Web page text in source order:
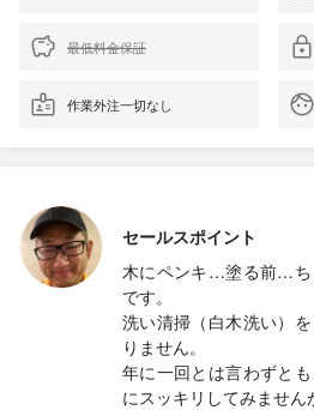
最低料金保証
作業外注一切なし
セールスポイント
木にペンキ…塗る前…ち
です。
洗い清掃（白木洗い）
りません。
年に一回とは言わずと
にスッキリしてみません